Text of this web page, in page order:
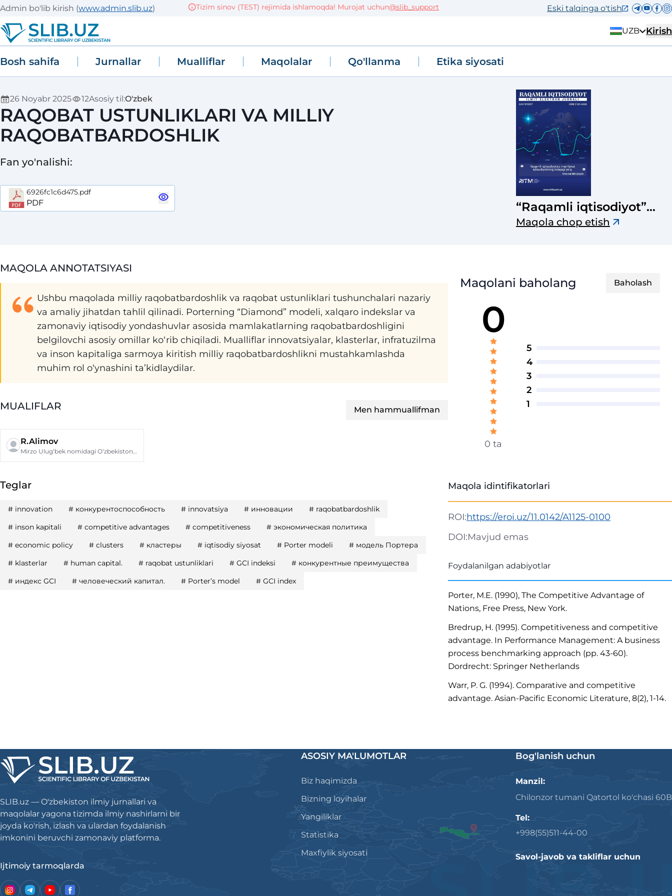
Admin bo'lib kirish (www.admin.slib.uz) Tizim sinov (TEST) rejimida ishlamoqda! Murojat uchun@slib_support Eski talqinga o'tish
UZB Kirish
Bosh sahifa Jurnallar Mualliflar Maqolalar Qo'llanma Etika siyosati
26 Noyabr 2025 12Asosiy til:O'zbek
RAQOBAT USTUNLIKLARI VA MILLIY
RAQOBATBARDOSHLIK
Fan yo'nalishi:
6926fc1c6d475.pdf
PDF
“Raqamli iqtisodiyot”
ilmiy-elektron jurnali
Maqola chop etish
MAQOLA ANNOTATSIYASI
Ushbu maqolada milliy raqobatbardoshlik va raqobat ustunliklari tushunchalari nazariy
va amaliy jihatdan tahlil qilinadi. Porterning “Diamond” modeli, xalqaro indekslar va
zamonaviy iqtisodiy yondashuvlar asosida mamlakatlarning raqobatbardoshligini
belgilovchi asosiy omillar ko‘rib chiqiladi. Mualliflar innovatsiyalar, klasterlar, infratuzilma
va inson kapitaliga sarmoya kiritish milliy raqobatbardoshlikni mustahkamlashda
muhim rol o‘ynashini ta’kidlaydilar.
MUALIFLAR Men hammuallifman
R.Alimov
Mirzo Ulug‘bek nomidagi O‘zbekiston Milliy universiteti
Teglar
# innovation # конкурентоспособность # innovatsiya # инновации # raqobatbardoshlik
# inson kapitali # competitive advantages # competitiveness # экономическая политика
# economic policy # clusters # кластеры # iqtisodiy siyosat # Porter modeli # модель Портера
# klasterlar # human capital. # raqobat ustunliklari # GCI indeksi # конкурентные преимущества
# индекс GCI # человеческий капитал. # Porter’s model # GCI index
Maqolani baholang Baholash
0
0 ta
5
4
3
2
1
Maqola idintifikatorlari
ROI:https://eroi.uz/11.0142/A1125-0100
DOI:Mavjud emas
Foydalanilgan adabiyotlar
Porter, M.E. (1990), The Competitive Advantage of
Nations, Free Press, New York.
Bredrup, H. (1995). Competitiveness and competitive
advantage. In Performance Management: A business
process benchmarking approach (pp. 43-60).
Dordrecht: Springer Netherlands
Warr, P. G. (1994). Comparative and competitive
advantage. Asian‐Pacific Economic Literature, 8(2), 1-14.
SLIB.uz — O'zbekiston ilmiy jurnallari va
maqolalar yagona tizimda ilmiy nashirlarni bir
joyda ko'rish, izlash va ulardan foydalanish
imkonini beruvchi zamonaviy platforma.
Ijtimoiy tarmoqlarda
ASOSIY MA'LUMOTLAR
Biz haqimizda
Bizning loyihalar
Yangiliklar
Statistika
Maxfiylik siyosati
Bog'lanish uchun
Manzil:
Chilonzor tumani Qatortol ko'chasi 60B
Tel:
+998(55)511-44-00
Savol-javob va takliflar uchun